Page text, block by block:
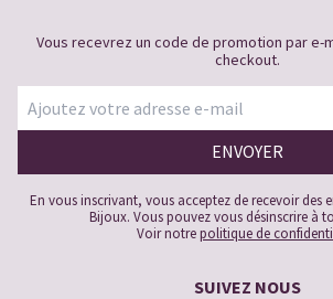
Vous recevrez un code de promotion par e-
checkout.
En vous inscrivant, vous acceptez de recevoir des
Bijoux. Vous pouvez vous désinscrire à
Voir notrepolitique de
SUIVEZ NOUS